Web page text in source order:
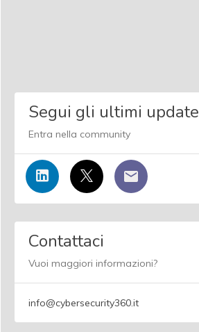
Segui gli ultimi update
Entra nella community
Contattaci
Vuoi maggiori informazioni?
info@cybersecurity360.it